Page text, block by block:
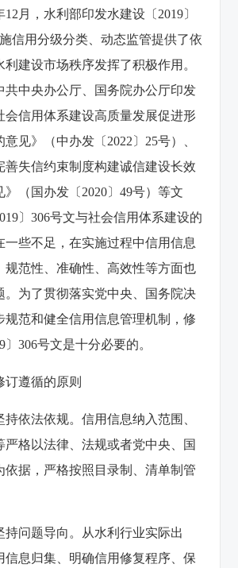
12月，水利部印发水建设〔2019〕
信用分级分类、动态监管提供了依
建设市场秩序发挥了积极作用。
共中央办公厅、国务院办公厅印发
会信用体系建设高质量发展促进形
见》（中办发〔2022〕25号）、
善失信约束制度构建诚信建设长效
》（国办发〔2020〕49号）等文
〕306号文与社会信用体系建设的
一些不足，在实施过程中信用信息
规范性、准确性、高效性等方面也
。为了贯彻落实党中央、国务院决
规范和健全信用信息管理机制，修
〕306号文是十分必要的。
遵循的原则
法依规。信用信息纳入范围、
严格以法律、法规或者党中央、国
依据，严格按照目录制、清单制管
问题导向。从水利行业实际出
信息归集、明确信用修复程序、保